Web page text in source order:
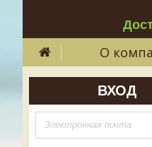
О
ВХОД